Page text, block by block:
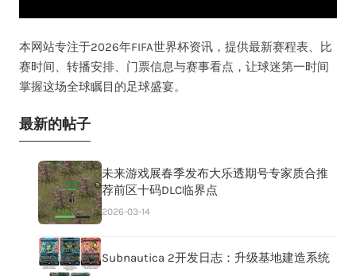
本网站专注于2026年FIFA世界杯资讯，提供最新赛程表、比
赛时间、转播安排、门票信息与赛事看点，让球迷第一时间
掌握这场全球瞩目的足球盛宴。
最新的帖子
未来游戏展春季发布大乐透期号专家质合推
荐前区十码DLC临界点
2026-03-14
Subnautica 2开发日志：升级基地建造系统